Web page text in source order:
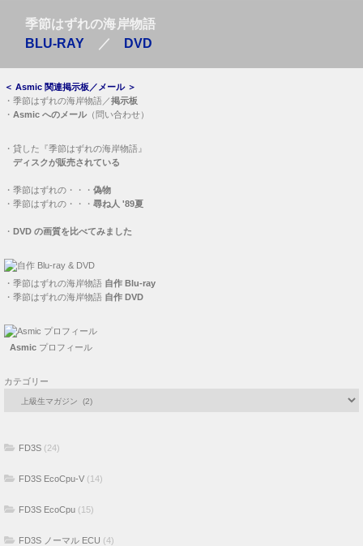
季節はずれの海岸物語
BLU-RAY ／ DVD
＜ Asmic 関連掲示板／メール＞
・ 季節はずれの海岸物語／掲示板
・ Asmic へのメール（問い合わせ）
・ 貸した『季節はずれの海岸物語』
ディスクが販売されている
・ 季節はずれの・・・ 偽物
・ 季節はずれの・・・ 尋ね人 '89夏
・ DVD の画質を比べてみました
・ 季節はずれの海岸物語 自作 Blu-ray
・ 季節はずれの海岸物語 自作 DVD
Asmicプロフィール
カテゴリー
FD3S (24)
FD3S EcoCpu-V (14)
FD3S EcoCpu (15)
FD3S ノーマル ECU (4)